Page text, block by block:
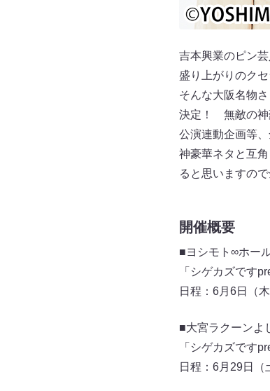
吉本興業のピン
盛り上がりのク
そんな大阪名物
決定！ 無敵の神
公演連動企画等
神豪華ネタと互
ると思いますの
開催概要
■ヨシモト∞ホー
「シゲカズです
日程：6月6日（木
■大宮ラクーンよ
「シゲカズです
日程：6月29日（